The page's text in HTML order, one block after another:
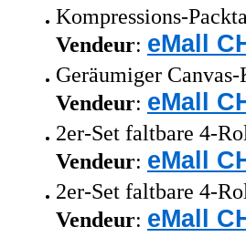
Kompressions-
Vendeur: eMall
Geräumiger
Vendeur: eMall
2er-Set faltbare 4-
Vendeur: eMall
2er-Set faltbare 4-
Vendeur: eMall